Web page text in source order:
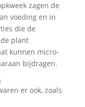
zagen de
voeding en in
die de
plant
kunnen micro-
bijdragen.
er ook, zoals